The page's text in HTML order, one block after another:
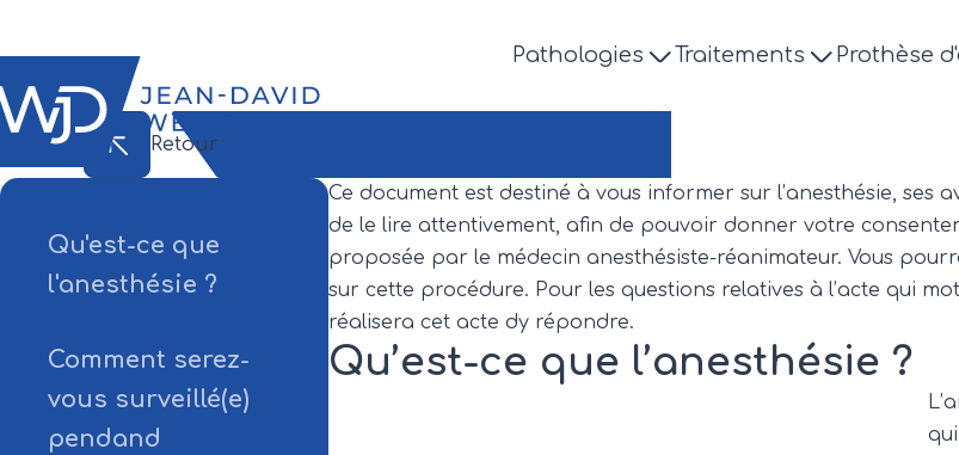
Pathologies Traitements Prothèse
Retour
Qu'est-ce que
l'anesthésie ?
Comment serez-
vous surveillé(e)
pendand
Ce document est destiné à vous informer sur l’anesthésie, ses
de le lire attentivement, afin de pouvoir donner votre
proposée par le médecin anesthésiste-réanimateur. Vous
sur cette procédure. Pour les questions relatives à l’acte qui
réalisera cet acte dy répondre.
Qu’est-ce que l’anesthésie ?